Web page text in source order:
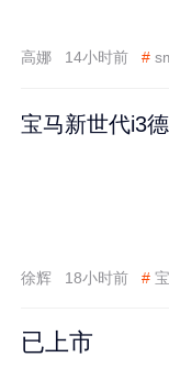
高娜 14小时前 #
宝马新世代i3
徐辉 18小时前 #
已上市